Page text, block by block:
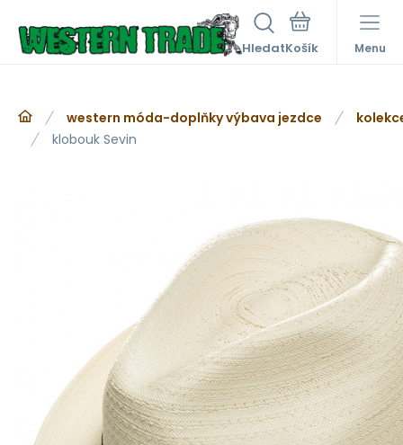
Hledat Menu
western móda-doplňky výbava jezdce
klobouk Sevin